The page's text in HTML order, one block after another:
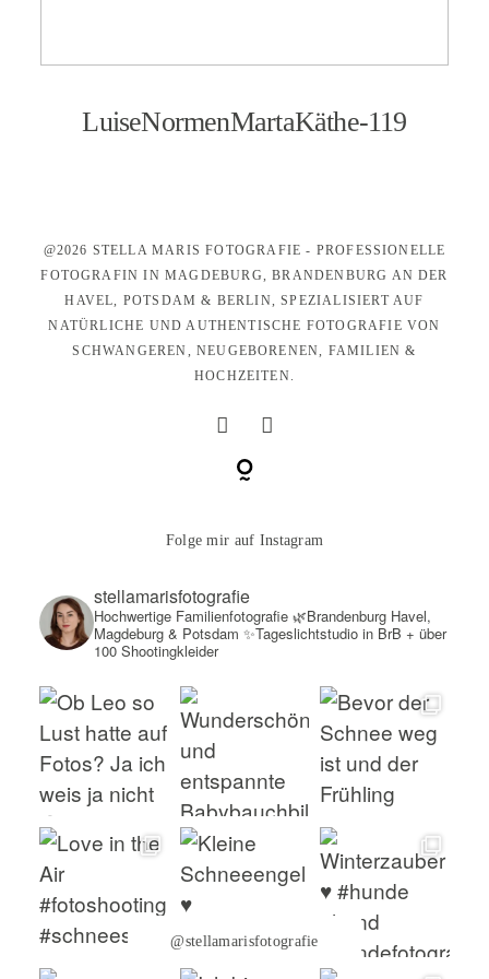
LuiseNormenMartaKäthe-119
@2026 STELLA MARIS FOTOGRAFIE - PROFESSIONELLE
FOTOGRAFIN IN MAGDEBURG, BRANDENBURG AN DER
HAVEL, POTSDAM & BERLIN, SPEZIALISIERT AUF
NATÜRLICHE UND AUTHENTISCHE FOTOGRAFIE VON
SCHWANGEREN, NEUGEBORENEN, FAMILIEN &
HOCHZEITEN.
Folge mir auf Instagram
@stellamarisfotografie
stellamarisfotografie
Hochwertige Familienfotografie🌿Brandenburg Havel,
Magdeburg & Potsdam ✨Tageslichtstudio in BrB + über
100 Shootingkleider